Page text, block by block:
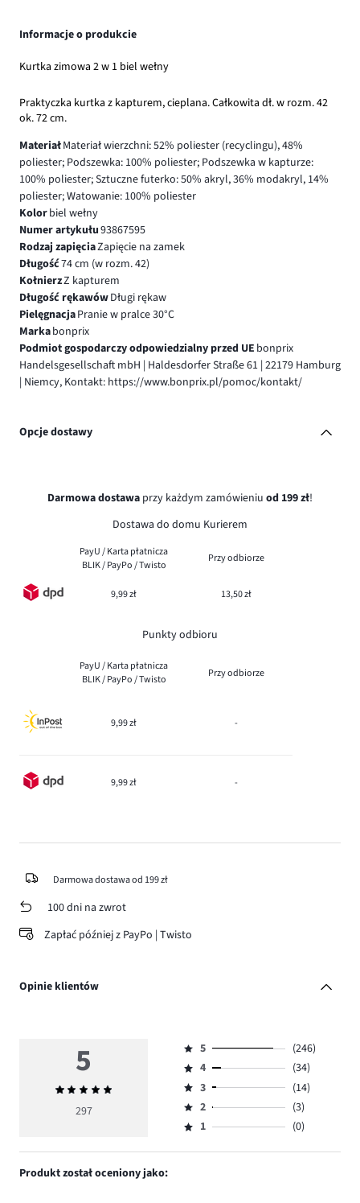
Informacje o produkcie
Kurtka zimowa 2 w 1 biel wełny
Praktyczka kurtka z kapturem, cieplana. Całkowita dł. w rozm. 42
ok. 72 cm.
MateriałMateriał wierzchni: 52% poliester (recyclingu), 48%
poliester; Podszewka: 100% poliester; Podszewka w kapturze:
100% poliester; Sztuczne futerko: 50% akryl, 36% modakryl, 14%
poliester; Watowanie: 100% poliester
Kolorbiel wełny
Numer artykułu93867595
Rodzaj zapięciaZapięcie na zamek
Długość74 cm (w rozm. 42)
KołnierzZ kapturem
Długość rękawówDługi rękaw
PielęgnacjaPranie w pralce 30°C
Markabonprix
Podmiot gospodarczy odpowiedzialny przed UE bonprix
Handelsgesellschaft mbH | Haldesdorfer Straße 61 | 22179 Hamburg
| Niemcy, Kontakt: https://www.bonprix.pl/pomoc/kontakt/
Opcje dostawy
Darmowa dostawa przy każdym zamówieniu od 199 zł!
Dostawa do domu Kurierem
PayU / Karta płatnicza
BLIK / PayPo / Twisto
Przy odbiorze
9,99 zł 13,50 zł
Punkty odbioru
PayU / Karta płatnicza
BLIK / PayPo / Twisto
Przy odbiorze
9,99 zł -
9,99 zł -
Darmowa dostawa od 199 zł
100 dni na zwrot
Zapłać później z PayPo | Twisto
Opinie klientów
5
Średnia
ocena
297
Ocena
5,
ilość
głosów
246.
5
(246)
Ocena
4,
ilość
głosów
4
(34)
Ocena
3,
ilość
3
(14)
Ocena
2,
2
(3)
Ocena
1,
1 (0)
Produkt został oceniony jako: